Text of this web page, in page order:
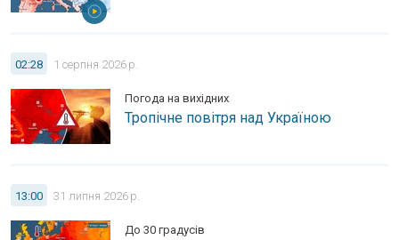
Тропічне повітря над Україною. Погода на вихідних.
02:28 1 серпня 2026 р.
Погода на вихідних
Тропічне повітря над Україною
Температура морської води в Європі. До 30 градусів.
13:00 31 липня 2026 р.
До 30 градусів